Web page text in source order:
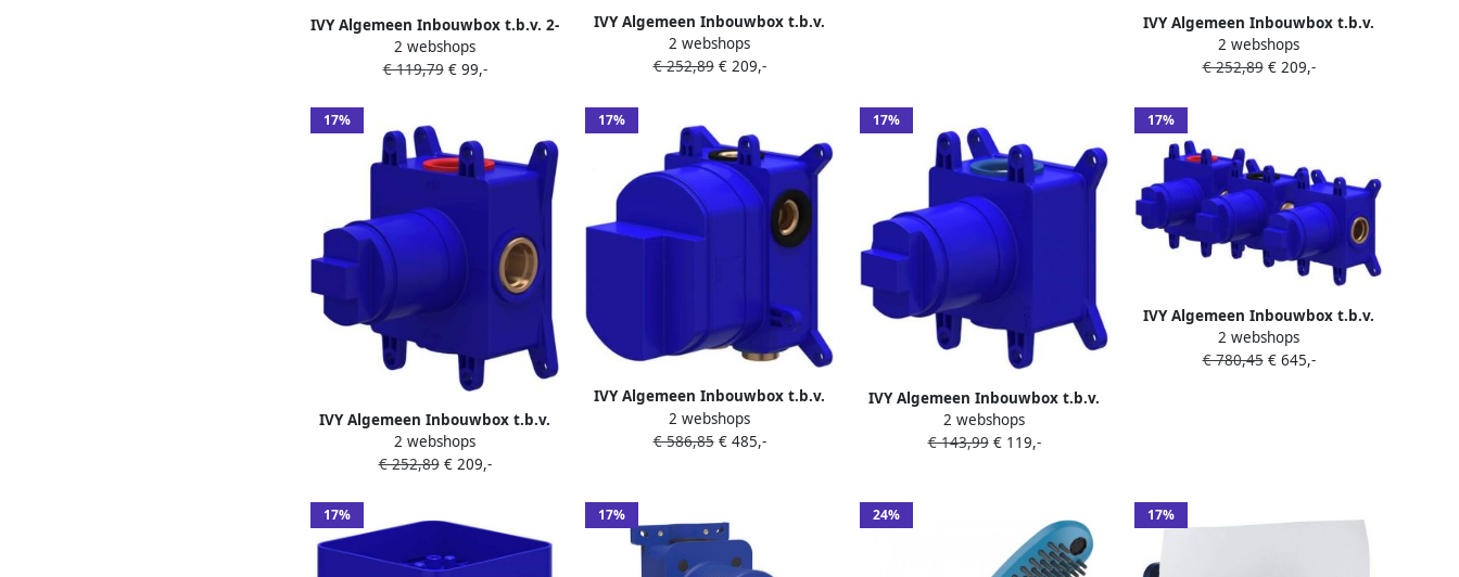
IVY Algemeen Inbouwbox t.b.v. 2-
weg stop-omstel Donker blauw
2 webshops
€ 119,79€ 99,-
IVY Algemeen Inbouwbox t.b.v.
inbouw stopkraan symmetry
Donker blauw
2 webshops
€ 252,89€ 209,-
IVY Algemeen Inbouwbox t.b.v.
inbouw stopkraan flow-through
symmetry Donker blauw
2 webshops
€ 252,89€ 209,-
17%
IVY Algemeen Inbouwbox t.b.v.
inbouw thermostaat symmetry
Donker blauw
2 webshops
€ 252,89€ 209,-
17%
IVY Algemeen Inbouwbox t.b.v.
inbouwsthermostaat met 2-weg
stop-omstel Donker blauw
2 webshops
€ 586,85€ 485,-
17%
IVY Algemeen Inbouwbox t.b.v.
inbouwdouchemengkraan
eenhendel Donker blauw
2 webshops
€ 143,99€ 119,-
17%
IVY Algemeen Inbouwbox t.b.v.
inbouw thermostaat met 2
stopkranen symmetry Donker
2 webshops
€ 780,45€ 645,-
17% 17% 24% 17%